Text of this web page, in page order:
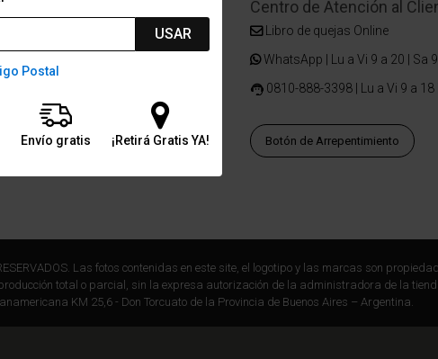
USAR
Postal
Envío gratis ¡Retirá Gratis YA!
Centro de Atención al
Libro de quejas Online
WhatsApp | Lu a Vi 9 a 20 | Sa
0810-888-3398 | Lu a Vi 9 a 18
Botón de Arrepentimiento
Las fotos contenidas en este site, el logotipo y las marcas son
total o parcial, sin la expresa autorización de la administradora de la
KM 25,6 - Don Torcuato de la Provincia de Buenos Aires – Argentina.